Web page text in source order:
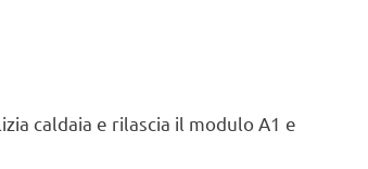
caldaia e rilascia il modulo A1 e